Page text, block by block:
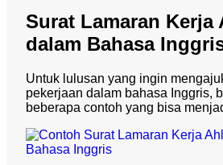
Surat Lamaran Kerja
dalam Bahasa
Untuk lulusan yang ingin
pekerjaan dalam bahasa Inggris,
beberapa contoh yang bisa